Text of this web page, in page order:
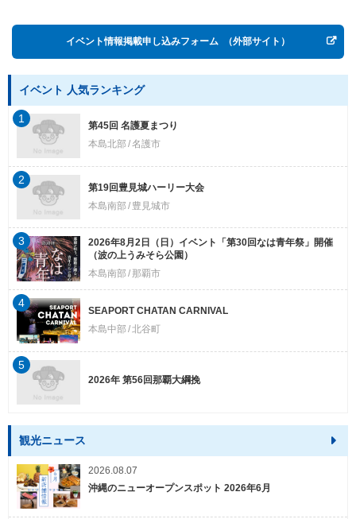
イベント情報掲載申し込みフォーム （外部サイト）
イベント 人気ランキング
第45回 名護夏まつり
本島北部 名護市
1
第19回豊見城ハーリー大会
本島南部
豊見城市
2
2026年8月2日（日）イベント「第30回なは青年祭」開催
（波の上うみそら公園）
本島南部
那覇市
3
SEAPORT CHATAN CARNIVAL
本島中部 北谷町
4
2026年 第56回那覇大綱挽
5
観光ニュース
2026.08.07
沖縄のニューオープンスポット 2026年6月